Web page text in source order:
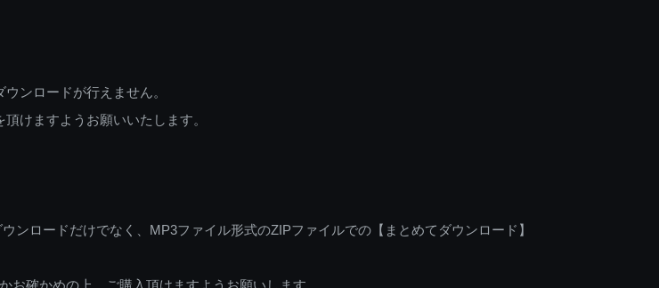
ンロードが行えません。
けますようお願いいたします。
ロードだけでなく、MP3ファイル形式のZIPファイルでの【まとめてダウンロード】
確かめの上、ご購入頂けますようお願いします。